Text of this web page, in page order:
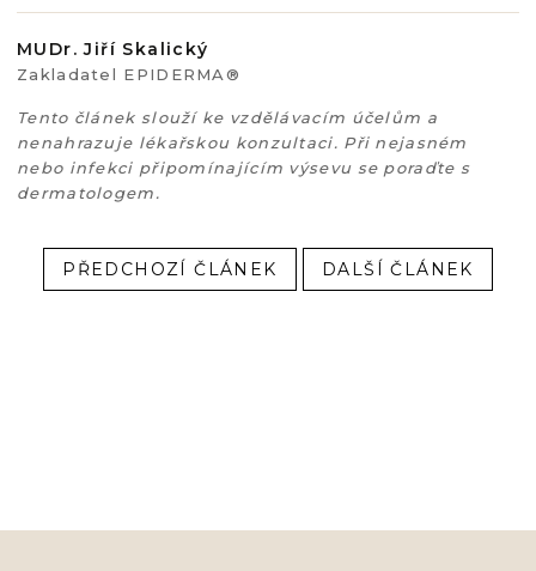
MUDr. Jiří Skalický
Zakladatel EPIDERMA®
Tento článek slouží ke vzdělávacím účelům a
nenahrazuje lékařskou konzultaci. Při nejasném
nebo infekci připomínajícím výsevu se poraďte s
dermatologem.
PŘEDCHOZÍ ČLÁNEK DALŠÍ ČLÁNEK